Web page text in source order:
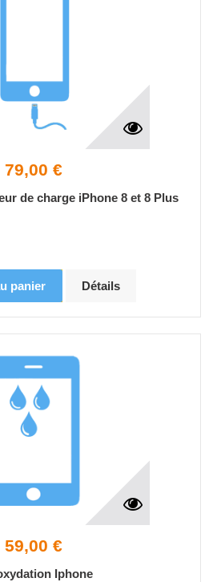
79,00 €
de charge iPhone 8 et 8 Plus
panier Détails
59,00 €
Iphone